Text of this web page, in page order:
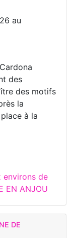
au
des
des motifs
la
à la
environs de
EN ANJOU
DE